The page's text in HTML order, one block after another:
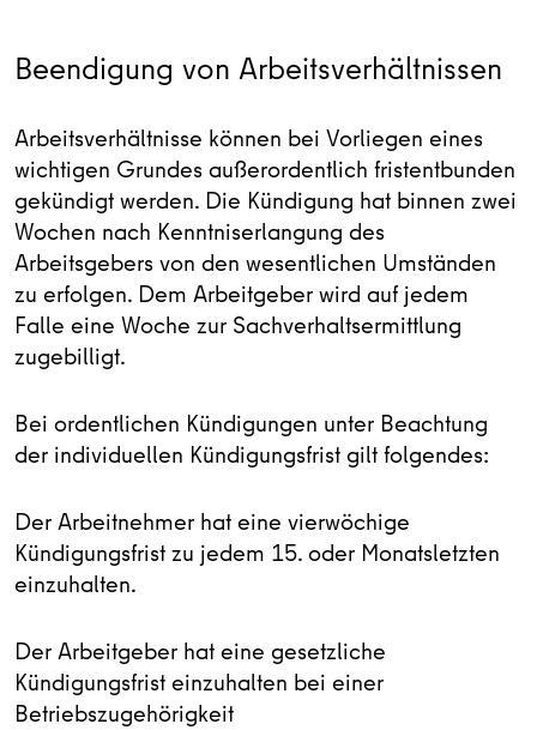
Beendigung von Arbeitsverhältnissen
Arbeitsverhältnisse können bei Vorliegen eines
wichtigen Grundes außerordentlich fristentbunden
gekündigt werden. Die Kündigung hat binnen zwei
Wochen nach Kenntniserlangung des
Arbeitsgebers von den wesentlichen Umständen
zu erfolgen. Dem Arbeitgeber wird auf jedem
Falle eine Woche zur Sachverhaltsermittlung
zugebilligt.
Bei ordentlichen Kündigungen unter Beachtung
der individuellen Kündigungsfrist gilt folgendes:
Der Arbeitnehmer hat eine vierwöchige
Kündigungsfrist zu jedem 15. oder Monatsletzten
einzuhalten.
Der Arbeitgeber hat eine gesetzliche
Kündigungsfrist einzuhalten bei einer
Betriebszugehörigkeit